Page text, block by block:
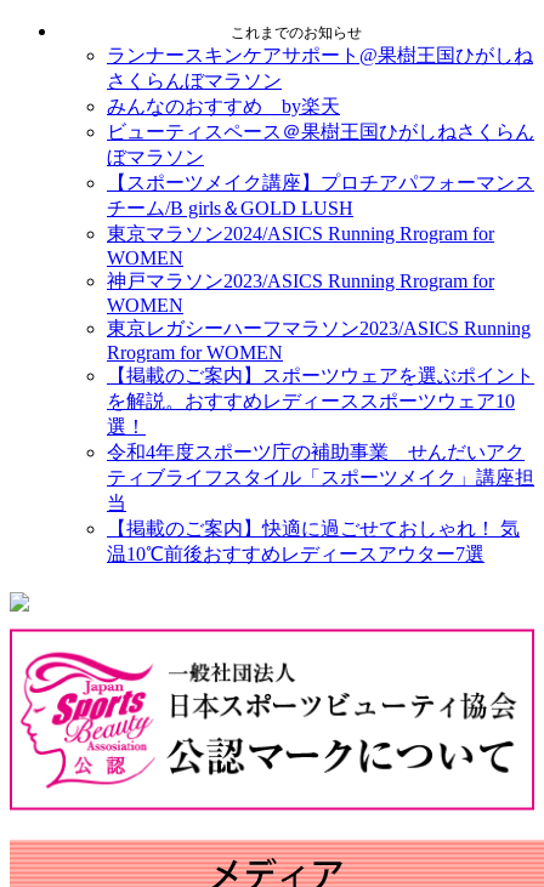
これまでのお知らせ
ランナースキンケアサポート@果樹王国ひがしね
さくらんぼマラソン
みんなのおすすめ by楽天
ビューティスペース＠果樹王国ひがしねさくらん
ぼマラソン
【スポーツメイク講座】プロチアパフォーマンス
チーム/B girls＆GOLD LUSH
東京マラソン2024/ASICS Running Rrogram for
WOMEN
神戸マラソン2023/ASICS Running Rrogram for
WOMEN
東京レガシーハーフマラソン2023/ASICS Running
Rrogram for WOMEN
【掲載のご案内】スポーツウェアを選ぶポイント
を解説。おすすめレディーススポーツウェア10
選！
令和4年度スポーツ庁の補助事業 せんだいアク
ティブライフスタイル「スポーツメイク」講座担
当
【掲載のご案内】快適に過ごせておしゃれ！ 気
温10℃前後おすすめレディースアウター7選